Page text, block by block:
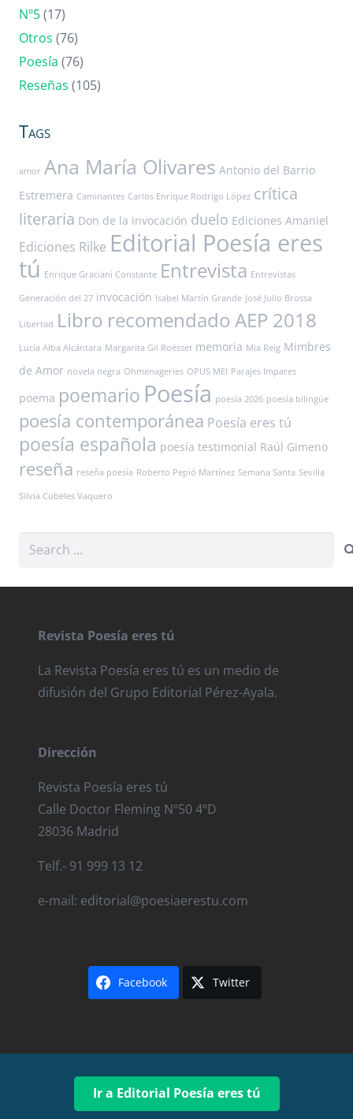
Nº5(17)
Otros (76)
Poesía (76)
Reseñas (105)
Tags
amor Ana María Olivares Antonio del Barrio
Estremera Caminantes Carlos Enrique Rodrigo López crítica
literaria Don de la invocación duelo Ediciones Amaniel
Ediciones Rilke Editorial Poesía eres
tú Enrique Graciani Constante Entrevista Entrevistas
Generación del 27 invocación Isabel Martín Grande José Julio Brossa
Libertad Libro recomendado AEP 2018
Lucía Alba Alcántara Margarita Gil Roësset memoria Mia Reig Mimbres
de Amor novela negra Ohmenageries OPUS MEI Parajes Impares
poema poemario Poesía poesía 2026 poesía bilingüe
poesía contemporánea Poesía eres tú
poesía española poesía testimonial Raúl Gimeno
reseña reseña poesía Roberto Pepió Martínez Semana Santa Sevilla
Silvia Cubeles Vaquero
Search
Revista Poesía eres tú
La Revista Poesía eres tú es un medio de
difusión del Grupo Editorial Pérez-Ayala.
Dirección
Revista Poesía eres tú
Calle Doctor Fleming Nº50 4ºD
28036 Madrid
Telf.- 91 999 13 12
e-mail: editorial@poesiaerestu.com
Facebook Twitter
Ir a Editorial Poesía eres tú